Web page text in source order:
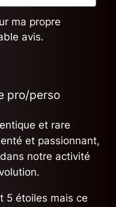
ma propre
avis.
pro/perso
et rare
et passionnant,
notre activité
5 étoiles mais ce